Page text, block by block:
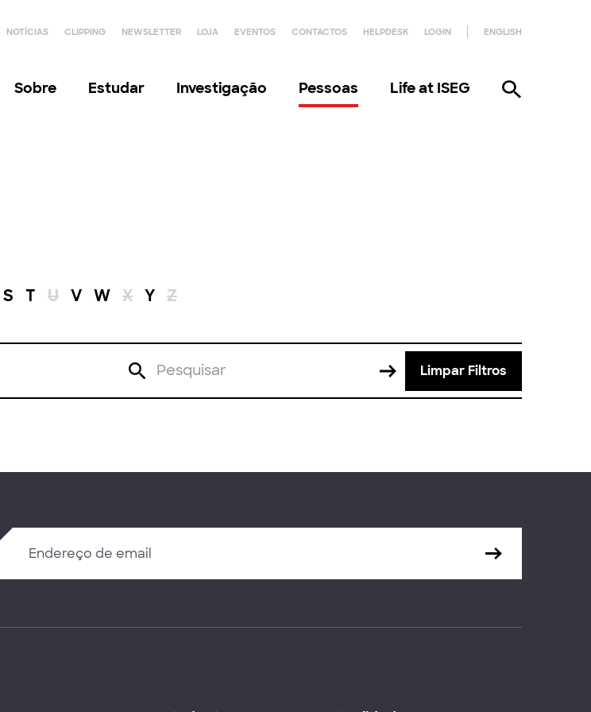
NOTÍCIAS CLIPPING NEWSLETTER LOJA EVENTOS CONTACTOS HELPDESK LOGIN ENGLISH
Sobre Estudar Investigação Pessoas Life at ISEG
S T U V W X Y Z
Limpar Filtros